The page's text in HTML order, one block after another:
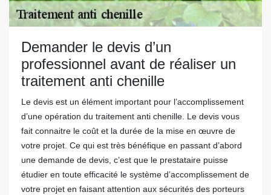
Demander le devis d’un
professionnel avant de réaliser un
traitement anti chenille
Le devis est un élément important pour l’accomplissement
d’une opération du traitement anti chenille. Le devis vous
fait connaitre le coût et la durée de la mise en œuvre de
votre projet. Ce qui est très bénéfique en passant d’abord
une demande de devis, c’est que le prestataire puisse
étudier en toute efficacité le système d’accomplissement de
votre projet en faisant attention aux sécurités des porteurs